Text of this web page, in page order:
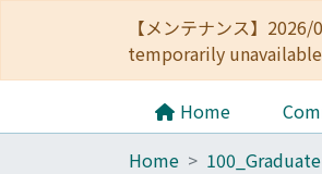
【メンテナンス】
temporarily
Home
Home